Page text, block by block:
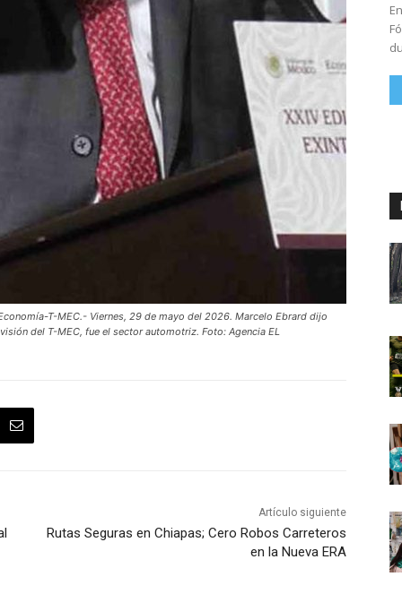
T-MEC.- Viernes, 29 de mayo del 2026. Marcelo Ebrard dijo
del T-MEC, fue el sector automotriz. Foto: Agencia EL
Artículo siguiente
Rutas Seguras en Chiapas; Cero Robos Carreteros
en la Nueva ERA